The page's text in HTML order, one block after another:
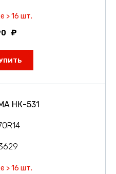
> 16 шт.
НК-531
> 16 шт.